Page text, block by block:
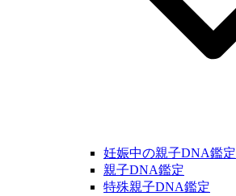
妊娠中の親子DNA鑑定
親子DNA鑑定
特殊親子DNA鑑定